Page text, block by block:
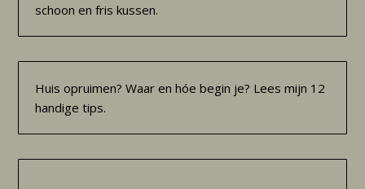
schoon en fris kussen.
Huis opruimen? Waar en hóe begin je? Lees mijn 12
handige tips.